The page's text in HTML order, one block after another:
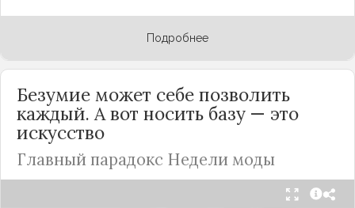
Подробнее
Безумие может себе позволить
каждый. А вот носить базу — это
искусство
Главный парадокс Недели моды